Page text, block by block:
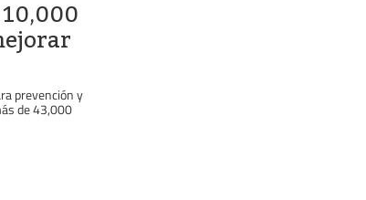
prevención y
de 43,000